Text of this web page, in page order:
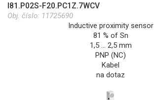
I81.P02S-F20.PC1Z.7WCV
Obj. číslo: 11725690
Inductive proximity sensor
81 % of Sn
1,5 … 2,5 mm
PNP (NC)
Kabel
na dotaz